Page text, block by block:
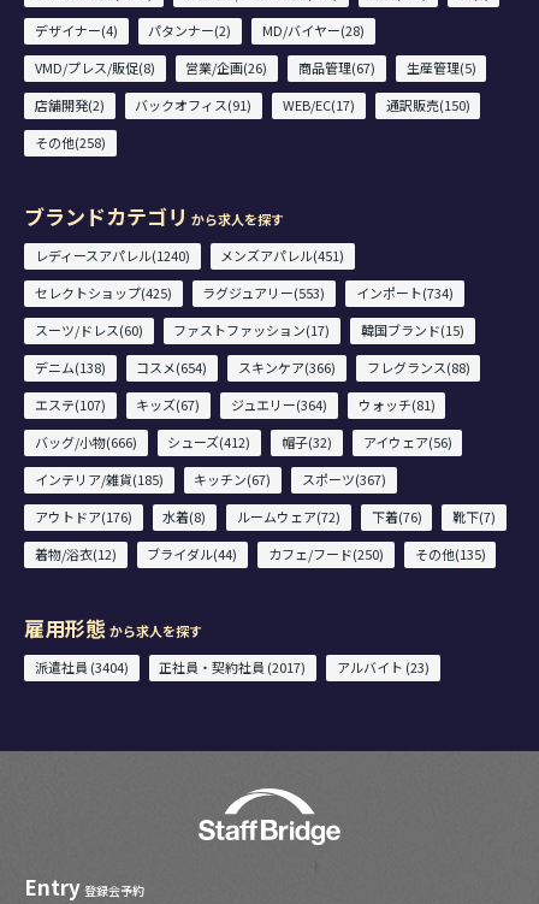
デザイナー(4)
パタンナー(2)
MD/バイヤー(28)
VMD/プレス/販促(8)
営業/企画(26) 商品管理(67)
生産管理(5)
店舗開発(2)
バックオフィス(91) WEB/EC(17)
通訳販売(150)
その他(258)
ブランドカテゴリ から求人を探す
レディースアパレル(1240)
メンズアパレル(451)
セレクトショップ(425)
ラグジュアリー(553)
インポート(734)
スーツ/ドレス(60)
ファストファッション(17)
韓国ブランド(15)
デニム(138)
コスメ(654) スキンケア(366)
フレグランス(88)
エステ(107)
キッズ(67) ジュエリー(364)
ウォッチ(81)
バッグ/小物(666)
シューズ(412) 帽子(32)
アイウェア(56)
インテリア/雑貨(185)
キッチン(67)
スポーツ(367)
アウトドア(176)
水着(8) ルームウェア(72) 下着(76)
靴下(7)
着物/浴衣(12)
ブライダル(44) カフェ/フード(250) その他(135)
雇用形態 から求人を探す
派遣社員 (3404)
正社員・契約社員 (2017) アルバイト (23)
Entry 登録会予約